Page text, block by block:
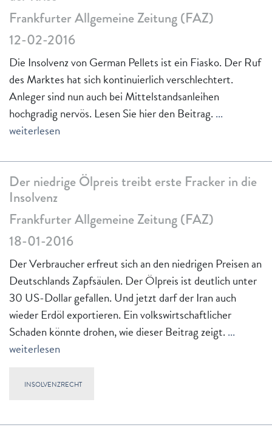
Frankfurter Allgemeine Zeitung (FAZ)
12-02-2016
Die Insolvenz von German Pellets ist ein Fiasko. Der Ruf
des Marktes hat sich kontinuierlich verschlechtert.
Anleger sind nun auch bei Mittelstandsanleihen
hochgradig nervös. Lesen Sie hier den Beitrag. ...
weiterlesen
Der niedrige Ölpreis treibt erste Fracker in die
Insolvenz
Frankfurter Allgemeine Zeitung (FAZ)
18-01-2016
Der Verbraucher erfreut sich an den niedrigen Preisen an
Deutschlands Zapfsäulen. Der Ölpreis ist deutlich unter
30 US-Dollar gefallen. Und jetzt darf der Iran auch
wieder Erdöl exportieren. Ein volkswirtschaftlicher
Schaden könnte drohen, wie dieser Beitrag zeigt. ...
weiterlesen
INSOLVENZRECHT